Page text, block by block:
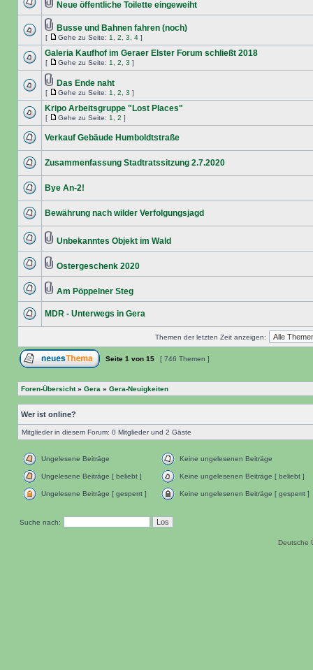
Neue öffentliche Toilette eingeweiht
Busse und Bahnen fahren (noch)
[ Gehe zu Seite: 1 2 3 4 ]
Galeria Kaufhof im Geraer Elster Forum schließt 2018
[ Gehe zu Seite: 1 2 3 ]
Das Ende naht
[ Gehe zu Seite: 1 2 3 ]
Kripo Arbeitsgruppe "Lost Places"
[ Gehe zu Seite: 1 2 ]
Verkauf Gebäude Humboldtstraße
Zusammenfassung Stadtratssitzung 2.7.2020
Bye An-2!
Bewährung nach wilder Verfolgungsjagd
Unbekanntes Objekt im Wald
Ostergeschenk 2020
Am Pöppelner Steg
MDR - Unterwegs in Gera
Themen der letzten Zeit anzeigen:
Seite 1 von 15 [ 746 Themen ]
Foren-Übersicht» Gera » Gera-Neuigkeiten
Wer ist online?
Mitglieder in diesem Forum: 0 Mitglieder und 2 Gäste
Ungelesene Beiträge Keine ungelesenen Beiträge
Ungelesene Beiträge [ beliebt ] Keine ungelesenen Beiträge [ beliebt ]
Ungelesene Beiträge [ gesperrt ] Keine ungelesenen Beiträge [ gesperrt ]
Suche nach:
Deutsche